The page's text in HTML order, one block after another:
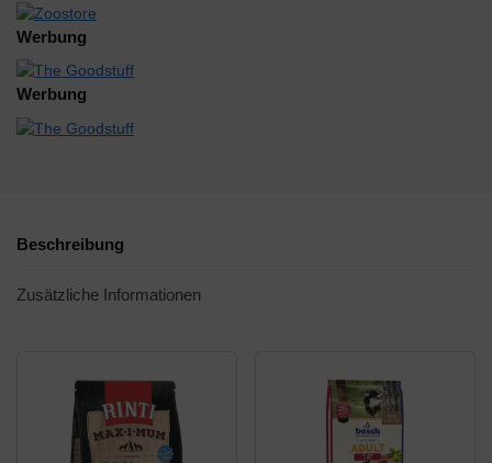
Werbung
Werbung
Beschreibung
Zusätzliche Informationen